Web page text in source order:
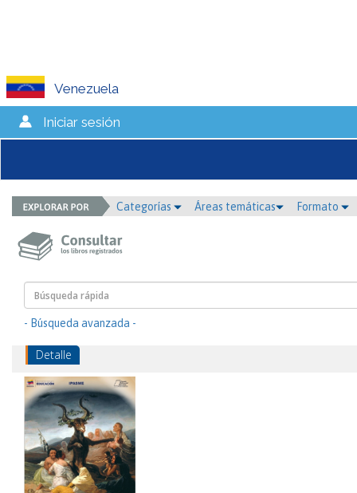
Venezuela
Iniciar sesión
Categorías Áreas temáticas Formato
- Búsqueda avanzada -
Detalle